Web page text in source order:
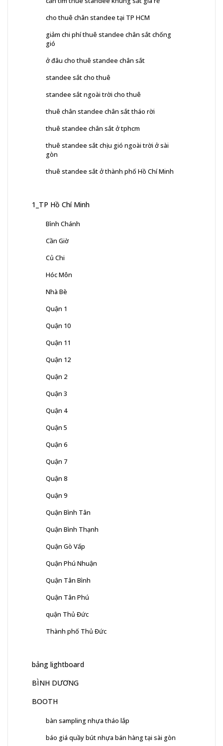
cho thuê chân standee tại TP HCM
giảm chi phí thuê standee chân sắt chống
gió
ở đâu cho thuê standee chân sắt
standee sắt cho thuê
standee sắt ngoài trời cho thuê
thuê chân standee chân sắt tháo rời
thuê standee chân sắt ở tphcm
thuê standee sắt chịu gió ngoài trời ở sài
gòn
thuê standee sắt ở thành phố Hồ Chí Minh
1_TP Hồ Chí Minh
Bình Chánh
Cần Giờ
Củ Chi
Hóc Môn
Nhà Bè
Quận 1
Quận 10
Quận 11
Quận 12
Quận 2
Quận 3
Quận 4
Quận 5
Quận 6
Quận 7
Quận 8
Quận 9
Quận Bình Tân
Quận Bình Thạnh
Quận Gò Vấp
Quận Phú Nhuận
Quận Tân Bình
Quận Tân Phú
quận Thủ Đức
Thành phố Thủ Đức
bảng lightboard
BÌNH DƯƠNG
BOOTH
bàn sampling nhựa tháo lắp
báo giá quầy bút nhựa bán hàng tại sài gòn